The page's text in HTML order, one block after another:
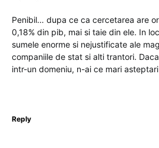
Penibil… dupa ce ca cercetarea are
0,18% din pib, mai si taie din ele. In
sumele enorme si nejustificate ale
companiile de stat si alti trantori.
intr-un domeniu, n-ai ce mari
Reply